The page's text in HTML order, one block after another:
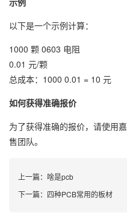
以下是一个示例计算：
1000 颗 0603 电阻
0.01 元/颗
总成本：1000 0.01 = 10 元
如何获得准确报价
为了获得准确的报价，请使用
售团队。
上一篇： 啥是pcb
下一篇： 四种PCB常用的板材